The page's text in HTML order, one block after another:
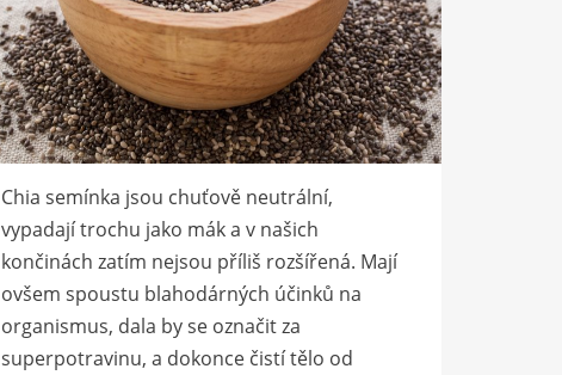
Chia semínka jsou chuťově neutrální,
vypadají trochu jako mák a v našich
končinách zatím nejsou příliš rozšířená. Mají
ovšem spoustu blahodárných účinků na
organismus, dala by se označit za
superpotravinu, a dokonce čistí tělo od